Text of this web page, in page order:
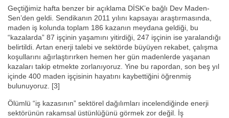
Geçtiğimiz hafta benzer bir açıklama DİSK’e bağlı Dev Maden-
Sen’den geldi. Sendikanın 2011 yılını kapsayaı araştırmasında,
maden iş kolunda toplam 186 kazanın meydana geldiği, bu
“kazalarda” 87 işçinin yaşamını yitirdiği, 247 işçinin ise yaralandığı
belirtildi. Artan enerji talebi ve sektörde büyüyen rekabet, çalışma
koşullarını ağırlaştırırken hemen her gün madenlerde yaşanan
kazaları takip etmekte zorlanıyoruz. Yine bu rapordan, son beş yıl
içinde 400 maden işçisinin hayatını kaybettiğini öğrenmiş
bulunuyoruz. [3]
Ölümlü “iş kazasının” sektörel dağılımları incelendiğinde enerji
sektörünün rakamsal üstünlüğünü görmek zor değil. İş